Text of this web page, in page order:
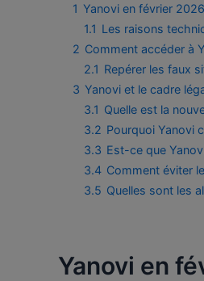
1 Yanovi en février
1.1 Les raisons
2 Comment accéder à
2.1 Repérer les faux
3 Yanovi et le cadre
3.1 Quelle est la
3.2 Pourquoi Yanovi
3.3 Est-ce que
3.4 Comment éviter
3.5 Quelles sont les
Yanovi en